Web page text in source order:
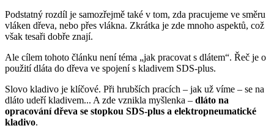
Podstatný rozdíl je samozřejmě také v tom, zda pracujeme ve směru
vláken dřeva, nebo přes vlákna. Zkrátka je zde mnoho aspektů, což
však tesaři dobře znají.
Ale cílem tohoto článku není téma „jak pracovat s dlátem“. Řeč je o
použití dláta do dřeva ve spojení s kladivem SDS-plus.
Slovo kladivo je klíčové. Při hrubších pracích – jak už víme – se na
dláto udeří kladivem... A zde vznikla myšlenka – dláto na
opracování dřeva se stopkou SDS-plus a elektropneumatické
kladivo.